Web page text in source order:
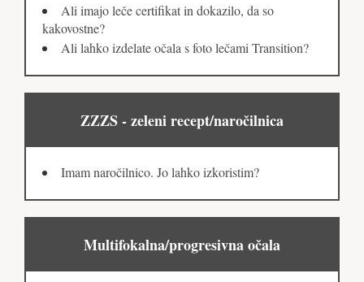
Ali imajo leče certifikat in dokazilo, da so
kakovostne?
Ali lahko izdelate očala s foto lečami Transition?
ZZZS - zeleni recept/naročilnica
Imam naročilnico. Jo lahko izkoristim?
Multifokalna/progresivna očala